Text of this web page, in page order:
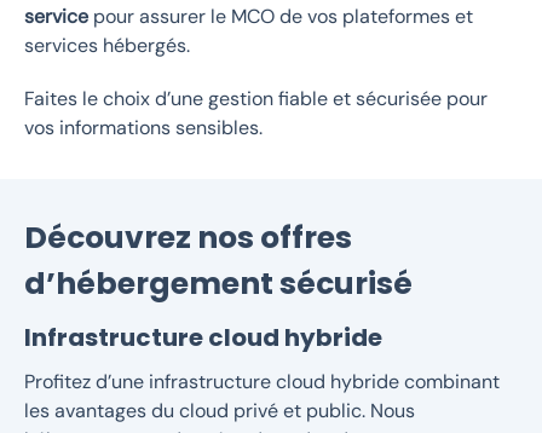
service pour assurer le MCO de vos plateformes et
services hébergés.
Faites le choix d’une gestion fiable et sécurisée pour
vos informations sensibles.
Découvrez nos offres
d’hébergement sécurisé
Infrastructure cloud hybride
Profitez d’une infrastructure cloud hybride combinant
les avantages du cloud privé et public. Nous